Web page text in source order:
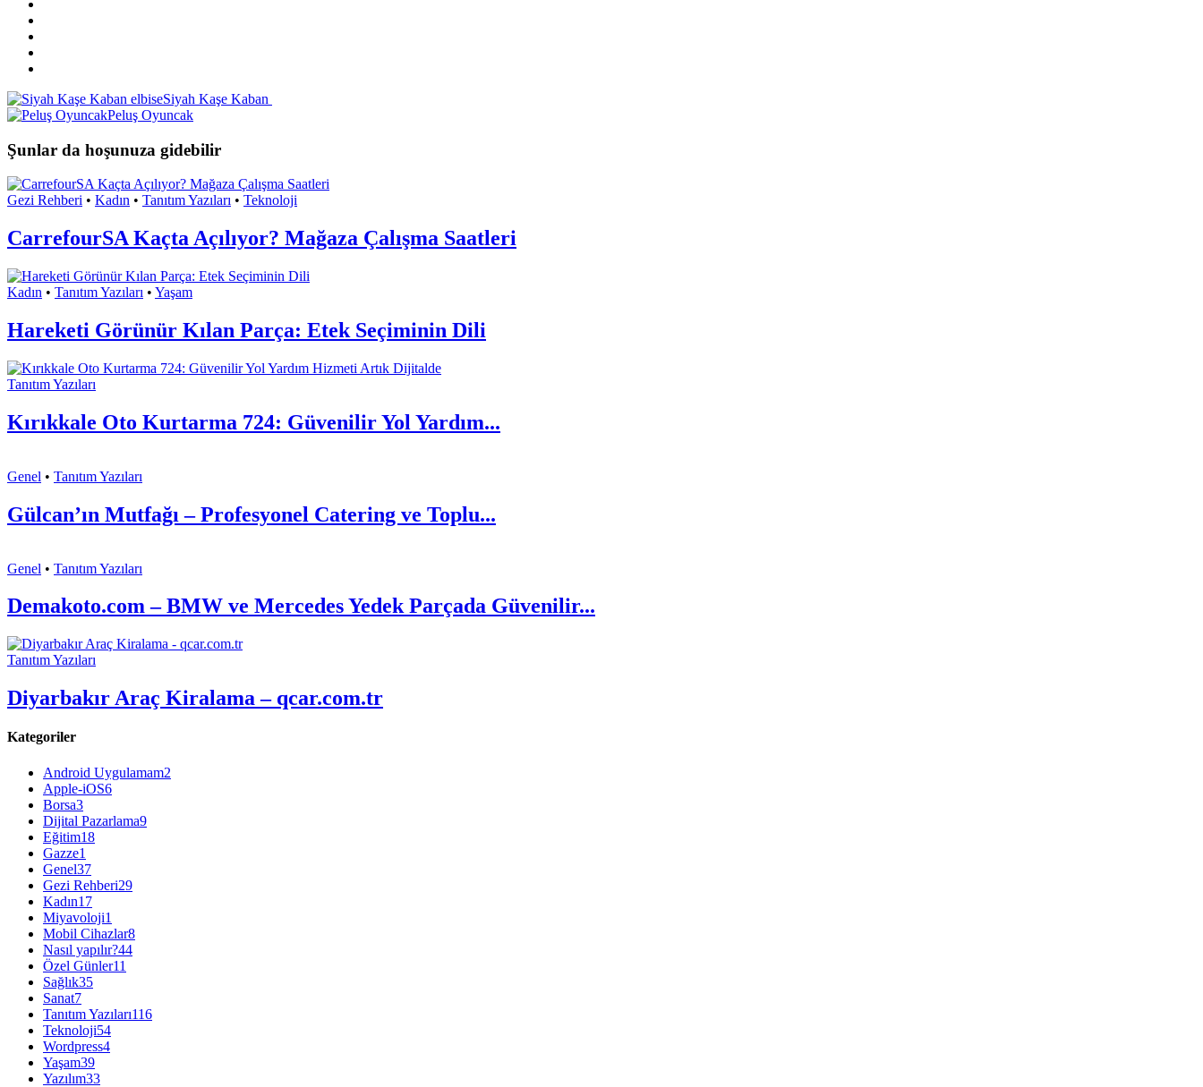
Siyah Kaşe Kaban
Peluş Oyuncak
Şunlar da hoşunuza gidebilir
Gezi Rehberi • Kadın • Tanıtım Yazıları • Teknoloji
CarrefourSA Kaçta Açılıyor? Mağaza Çalışma Saatleri
Kadın • Tanıtım Yazıları • Yaşam
Hareketi Görünür Kılan Parça: Etek Seçiminin Dili
Tanıtım Yazıları
Kırıkkale Oto Kurtarma 724: Güvenilir Yol Yardım...
Genel • Tanıtım Yazıları
Gülcan’ın Mutfağı – Profesyonel Catering ve Toplu...
Genel • Tanıtım Yazıları
Demakoto.com – BMW ve Mercedes Yedek Parçada Güvenilir...
Tanıtım Yazıları
Diyarbakır Araç Kiralama – qcar.com.tr
Kategoriler
Android Uygulamam2
Apple-iOS6
Borsa3
Dijital Pazarlama9
Eğitim18
Gazze1
Genel37
Gezi Rehberi29
Kadın17
Miyavoloji1
Mobil Cihazlar8
Nasıl yapılır?44
Özel Günler11
Sağlık35
Sanat7
Tanıtım Yazıları116
Teknoloji54
Wordpress4
Yaşam39
Yazılım33